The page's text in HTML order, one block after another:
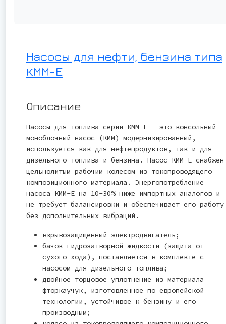
Насосы для нефти, бензина типа
КММ-Е
Описание
Насосы для топлива серии КММ-Е - это консольный
моноблочный насос (КММ) модернизированный,
используется как для нефтепродуктов, так и для
дизельного топлива и бензина. Насос КММ-Е снабжен
цельнолитым рабочим колесом из токопроводящего
композиционного материала. Энергопотребление
насоса КММ-Е на 10-30% ниже импортных аналогов и
не требует балансировки и обеспечивает его работу
без дополнительных вибраций.
взрывозащищенный электродвигатель;
бачок гидрозатворной жидкости (защита от
сухого хода), поставляется в комплекте с
насосом для дизельного топлива;
двойное торцовое уплотнение из материала
фторкаучук, изготовленное по европейской
технологии, устойчивое к бензину и его
производным;